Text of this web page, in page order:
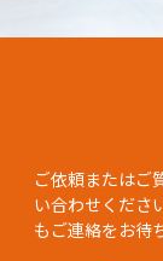
ご依頼またはご
い合わせくださ
もご連絡をお待